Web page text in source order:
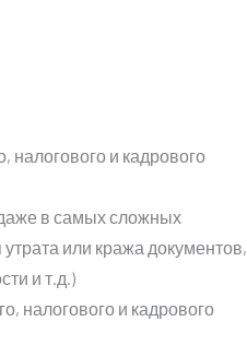
налогового и кадрового
в самых сложных
или кража документов,
и т.д.)
налогового и кадрового